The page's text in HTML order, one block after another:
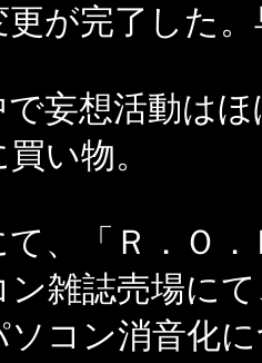
更が完了した
妄想活動はほ
い物。
、「Ｒ．Ｏ．
雑誌売場にて
ソコン消音化